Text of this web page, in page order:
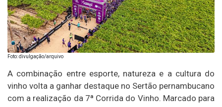
Foto: divulgação/arquivo
A combinação entre esporte, natureza e a cultura do
vinho volta a ganhar destaque no Sertão pernambucano
com a realização da 7ª Corrida do Vinho. Marcado para